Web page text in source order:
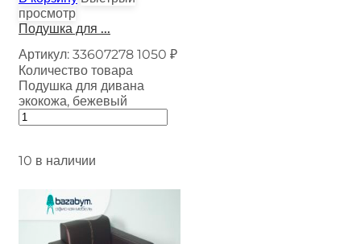
просмотр
Подушка для ...
Артикул: 33607278 1050 ₽
Количество товара
Подушка для дивана
экокожа, бежевый
10 в наличии